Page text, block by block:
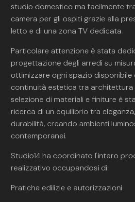
studio domestico ma facilmente
camera per gli ospiti grazie alla
letto e di una zona TV dedicata.
Particolare attenzione è stata
progettazione degli arredi su
ottimizzare ogni spazio disponibile
continuità estetica tra architettura
selezione di materiali e finiture è
ricerca di un equilibrio tra
durabilità, creando ambienti
contemporanei.
Studio14 ha coordinato l'intero
realizzativo occupandosi di:
Pratiche edilizie e autorizzazioni